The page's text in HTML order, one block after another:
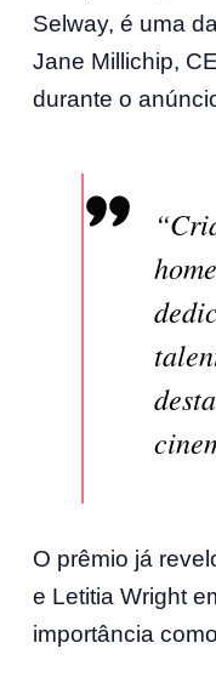
Selway, é uma
Jane Millichip,
durante o
O prêmio já
e Letitia Wright
importância